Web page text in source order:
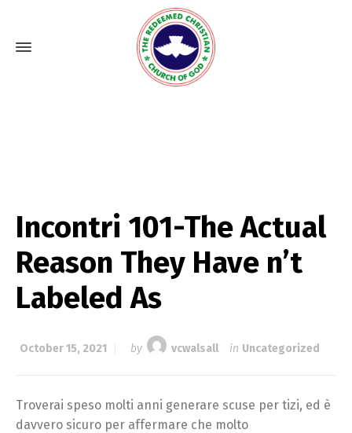
Incontri 101-The Actual
Reason They Have n’t
Labeled As
October 15, 2021 by vcwalsall in Uncategorized
Troverai speso molti anni generare scuse per tizi, ed è
davvero sicuro per affermare che molto